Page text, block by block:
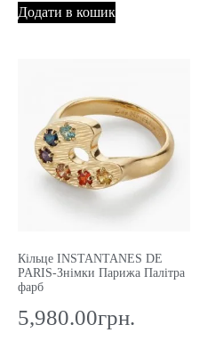
Додати в кошик
Кільце INSTANTANES DE
PARIS-Знімки Парижа Палітра
фарб
5,980.00грн.